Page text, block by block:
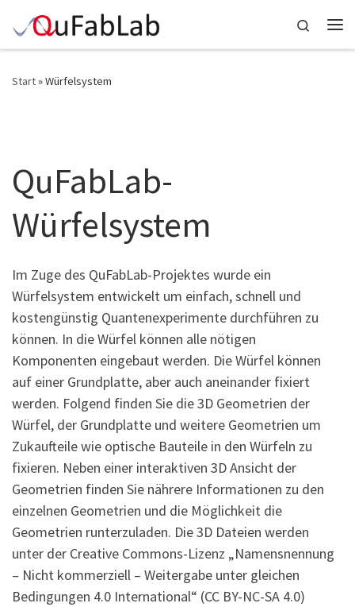
Zum Inhalt springen
Search
Start»Würfelsystem
QuFabLab-
Würfelsystem
Im Zuge des QuFabLab-Projektes wurde ein
Würfelsystem entwickelt um einfach, schnell und
kostengünstig Quantenexperimente durchführen zu
können. In die Würfel können alle nötigen
Komponenten eingebaut werden. Die Würfel können
auf einer Grundplatte, aber auch aneinander fixiert
werden. Folgend finden Sie die 3D Geometrien der
Würfel, der Grundplatte und weitere Geometrien um
Zukaufteile wie optische Bauteile in den Würfeln zu
fixieren. Neben einer interaktiven 3D Ansicht der
Geometrien finden Sie nährere Informationen zu den
einzelnen Geometrien und die Möglichkeit die
Geometrien runterzuladen. Die 3D Dateien werden
unter der Creative Commons-Lizenz „Namensnennung
– Nicht kommerziell – Weitergabe unter gleichen
Bedingungen 4.0 International“ (CC BY-NC-SA 4.0)